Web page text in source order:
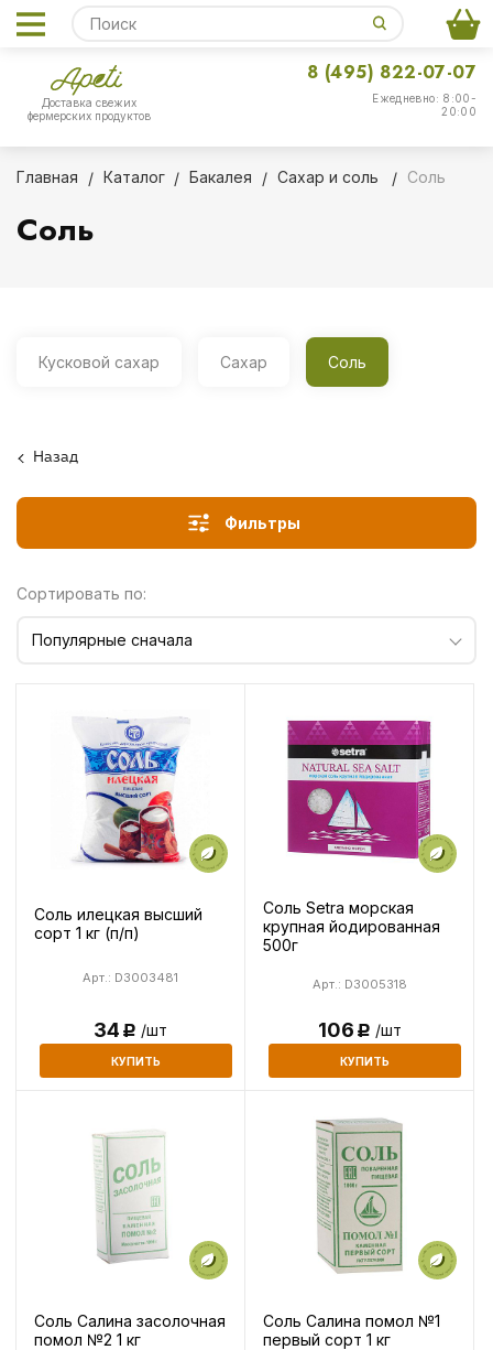
Доставка свежих
фермерских продуктов
Ежедневно: 8:00-
20:00
8 (495) 822-07-07
Главная Каталог Бакалея Сахар и соль Соль
Соль
Кусковой сахар Сахар Соль
Назад
Фильтры
Сортировать по:
Популярные сначала
Соль илецкая высший
сорт 1 кг (п/п)
Арт.: D3003481
34Р /шт
КУПИТЬ
Соль Setra морская
крупная йодированная
500г
Арт.: D3005318
106Р /шт
КУПИТЬ
Соль Салина засолочная
помол №2 1 кг
Соль Салина помол №1
первый сорт 1 кг